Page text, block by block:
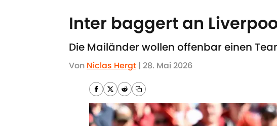
Inter baggert an
Die Mailänder wollen offenbar einen
Von Niclas Hergt | 28. Mai 2026